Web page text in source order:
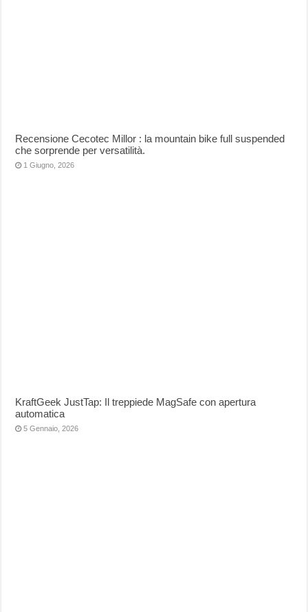
Recensione Cecotec Millor : la mountain bike full suspended
che sorprende per versatilità.
1 Giugno, 2026
KraftGeek JustTap: Il treppiede MagSafe con apertura
automatica
5 Gennaio, 2026